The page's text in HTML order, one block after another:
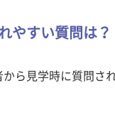
やすい質問は？
ら見学時に質問さ